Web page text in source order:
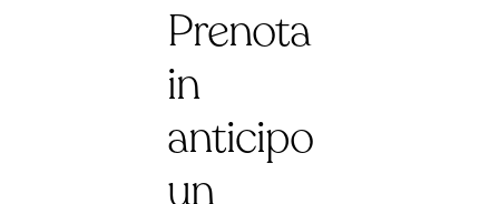
Prenota
in
anticipo
un